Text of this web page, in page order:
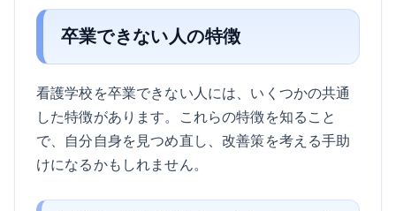
卒業できない人の特徴
看護学校を卒業できない人には、いくつかの共通
した特徴があります。これらの特徴を知ること
で、自分自身を見つめ直し、改善策を考える手助
けになるかもしれません。